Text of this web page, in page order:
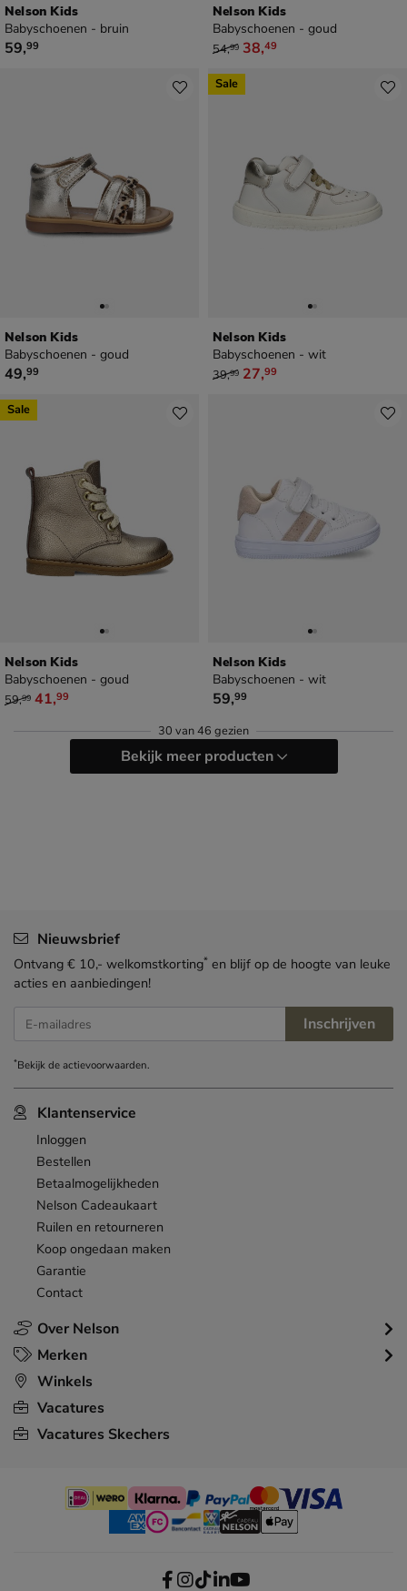
Nelson Kids
Babyschoenen - bruin
€ 59,99
59,99
Nelson Kids
Babyschoenen - goud
van € 54,99 voor € 38,49
54,99 38,49
Nelson Kids
Babyschoenen - goud
€ 49,99
49,99
Nelson Kids
Babyschoenen - wit
van € 39,99 voor € 27,99
39,99 27,99
Sale
Nelson Kids
Babyschoenen - goud
van € 59,99 voor € 41,99
59,99 41,99
Sale
Nelson Kids
Babyschoenen - wit
€ 59,99
59,99
30 van46 gezien
Bekijk meer producten
Over Nelson
Klantenservice
Inloggen
Bestellen
Betaalmogelijkheden
Nelson Cadeaukaart
Ruilen en retourneren
Koop ongedaan maken
Garantie
Contact
Merken
Winkels
Vacatures
Vacatures Skechers
Nieuwsbrief
Ontvang € 10,- welkomstkorting* en blijf op de hoogte van leuke
acties en aanbiedingen!
E-mailadres Inschrijven
*Bekijk deactievoorwaarden.